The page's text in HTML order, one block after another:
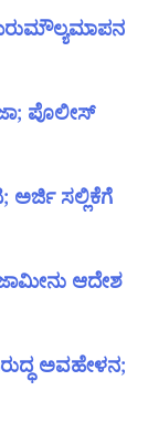
ಪೊಲೀಸ್
ಅರ್ಜಿ ಸಲ್ಲಿಕೆಗೆ
ಆದೇಶ
ಅವಹೇಳನ;